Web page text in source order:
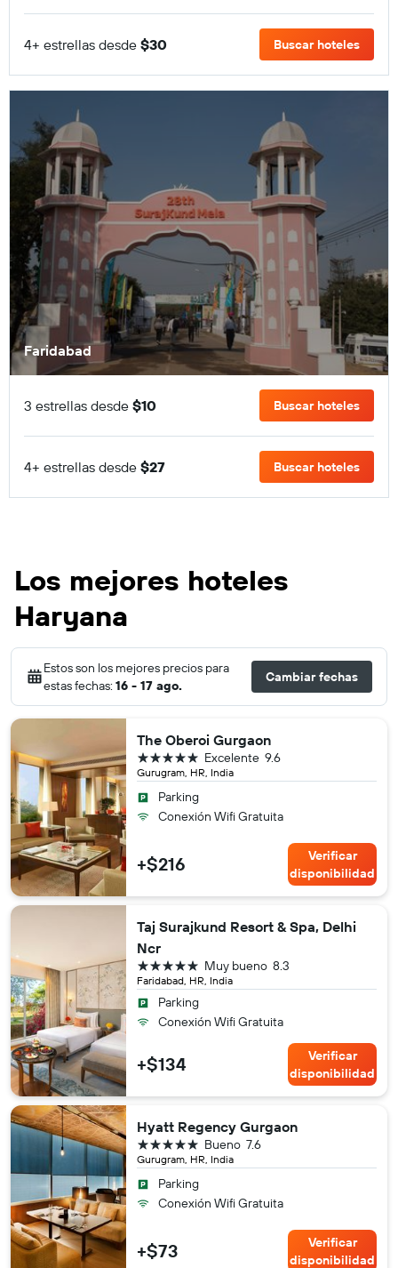
4+ estrellas desde $30 Buscar hoteles
Faridabad
3 estrellas desde $10 Buscar hoteles
4+ estrellas desde $27 Buscar hoteles
Los mejores hoteles
Haryana
Estos son los mejores precios para
estas fechas: 16 - 17 ago.
Cambiar fechas
The Oberoi Gurgaon
Gurugram, HR, India
9.6
Excelente
5 estrellas
Parking
Conexión Wifi Gratuita
+$216
Verificar
disponibilidad
Taj Surajkund Resort & Spa, Delhi
Ncr
Faridabad, HR, India
8.3
Muy bueno
5 estrellas
Parking
Conexión Wifi Gratuita
+$134
Verificar
disponibilidad
Hyatt Regency Gurgaon
Gurugram, HR, India
7.6
Bueno
5 estrellas
Parking
Conexión Wifi Gratuita
+$73
Verificar
disponibilidad